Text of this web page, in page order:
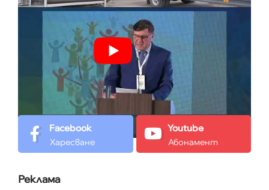
Facebook
Харесване
Youtube
Абонамент
Реклама